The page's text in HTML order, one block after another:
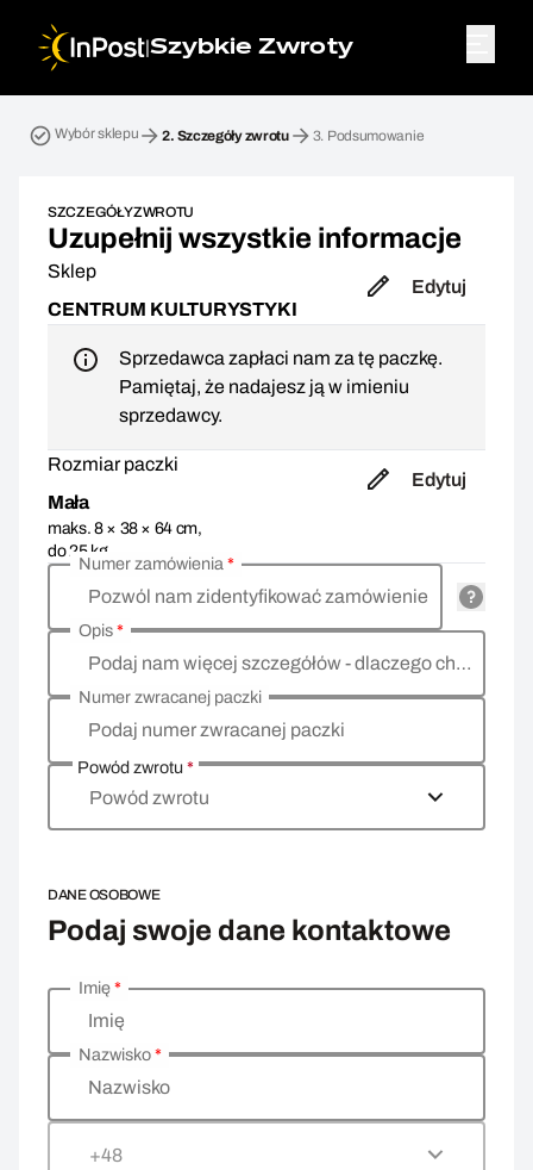
|Szybkie Zwroty
Wybór sklepu 2. Szczegóły zwrotu 3. Podsumowanie
SZCZEGÓŁY ZWROTU
Uzupełnij wszystkie informacje
Sklep
CENTRUM KULTURYSTYKI
Edytuj
Sprzedawca zapłaci nam za tę paczkę.
Pamiętaj, że nadajesz ją w imieniu
sprzedawcy.
Rozmiar paczki
Mała
maks. 8 × 38 × 64 cm,
do 25 kg
Edytuj
Pozwól nam zidentyfikować zamówienie
Numer zamówienia*
Podaj nam więcej szczegółów - dlaczego chcesz zwrócić towar, co jest powodem?
Opis*
Podaj numer zwracanej paczki
Numer zwracanej paczki
Powód zwrotu*
Powód zwrotu
DANE OSOBOWE
Podaj swoje dane kontaktowe
Wprowadź swoje dane osobowe
Imię
Imię*
Nazwisko
Nazwisko*
+48